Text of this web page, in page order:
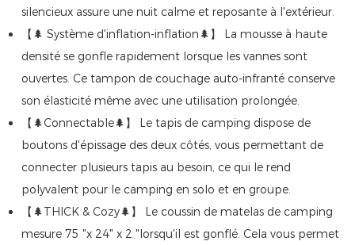
silencieux assure une nuit calme et reposante à l'extérieur.
【🌲 Système d'inflation-inflation🌲】 La mousse à haute
densité se gonfle rapidement lorsque les vannes sont
ouvertes. Ce tampon de couchage auto-infranté conserve
son élasticité même avec une utilisation prolongée.
【🌲Connectable🌲】 Le tapis de camping dispose de
boutons d'épissage des deux côtés, vous permettant de
connecter plusieurs tapis au besoin, ce qui le rend
polyvalent pour le camping en solo et en groupe.
【🌲THICK & Cozy🌲】 Le coussin de matelas de camping
mesure 75 "x 24" x 2 "lorsqu'il est gonflé. Cela vous permet